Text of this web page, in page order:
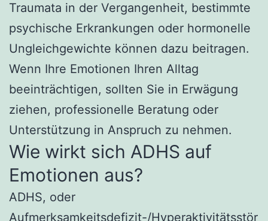
Traumata in der Vergangenheit, bestimmte
psychische Erkrankungen oder hormonelle
Ungleichgewichte können dazu beitragen.
Wenn Ihre Emotionen Ihren Alltag
beeinträchtigen, sollten Sie in Erwägung
ziehen, professionelle Beratung oder
Unterstützung in Anspruch zu nehmen.
Wie wirkt sich ADHS auf
Emotionen aus?
ADHS, oder
Aufmerksamkeitsdefizit-/Hyperaktivitätsstör